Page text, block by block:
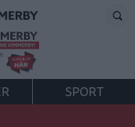
SPORT